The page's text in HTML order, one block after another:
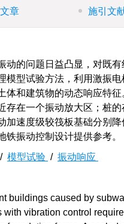
章
施引文
动的问题日益凸显，对既
模型试验方法，利用激振
体和建筑物的动态响应特
存在一个振动放大区；桩
加速度级较筏板基础分别
振动控制设计提供参考。
/ 模型试验 / 振动响应
buildings caused by
vibration control